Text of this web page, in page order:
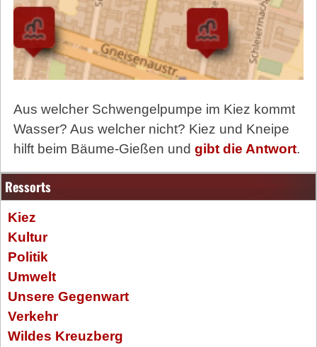
Aus welcher Schwengelpumpe im Kiez kommt
Wasser? Aus welcher nicht? Kiez und Kneipe
hilft beim Bäume-Gießen und gibt die Antwort.
Ressorts
Kiez
Kultur
Politik
Umwelt
Unsere Gegenwart
Verkehr
Wildes Kreuzberg